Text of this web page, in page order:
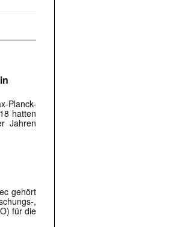
Planck-
hatten
Jahren
gehört
,
für die